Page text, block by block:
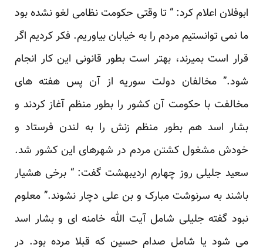
ابوفلان اعلام کرد: “ تا وقتی حکومت نظامی لغو نشده بود
ما نمی توانستیم مردم را به خیابان بیاوریم. فکر کردیم اگر
قرار است بمیرند، بهتر است بطور قانونی این کار انجام
شود.” مخالفان دولت سوریه از آن پس هفته های
مخالفت با حکومت آن کشور را بطور منظم آغاز کردند و
بشار اسد هم بطور منظم زنش را به لندن فرستاد و
خودش مشغول کشتن مردم در شهرهای این کشور شد.
سعید جلیلی روز چهارم اردیبهشت گفت: “ برخی هشیار
باشند به سرنوشت مبارک و بن علی دچار نشوند.” معلوم
نبود گفته جلیلی شامل آیت الله خامنه ای و بشار اسد
می شود یا شامل صدام حسین که قبلا مرده بود. در